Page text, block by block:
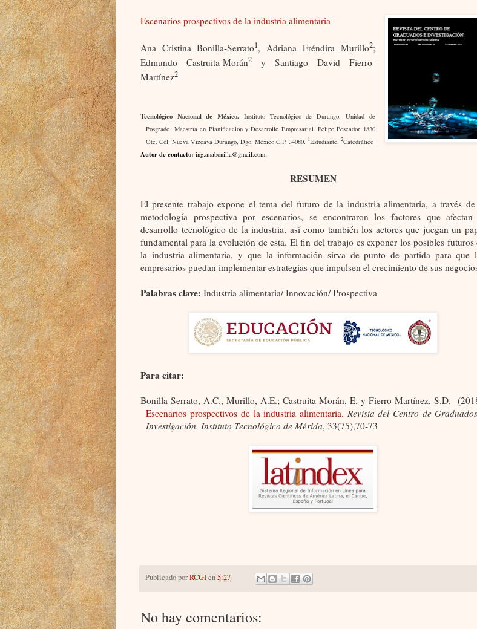
Escenarios prospectivos de la industria alimentaria
Ana Cristina Bonilla-Serrato1, Adriana Eréndira Murillo2;
Edmundo Castruita-Morán2y Santiago David Fierro-
Martínez2
Tecnológico Nacional de México. Instituto Tecnológico de Durango. Unidad de
Posgrado. Maestría en Planificación y Desarrollo Empresarial. Felipe Pescador 1830
Ote. Col. Nueva Vizcaya Durango, Dgo. México C.P. 34080. 1Estudiante.2Catedrático
Autor de contacto: ing.anabonilla@gmail.com;
RESUMEN
El presente trabajo expone el tema del futuro de la industria alimentaria, a través
metodología prospectiva por escenarios, se encontraron los factores que
desarrollo tecnológico de la industria, así como también los actores que juegan un
fundamental para la evolución de esta. El fin del trabajo es exponer los posibles futuros
la industria alimentaria, y que la información sirva de punto de partida para que
empresarios puedan implementar estrategias que impulsen el crecimiento de sus
Palabras clave: Industria alimentaria/ Innovación/ Prospectiva
Para citar:
Bonilla-Serrato, A.C., Murillo, A.E.; Castruita-Morán, E. y Fierro-Martínez, S.D.
Escenarios prospectivos de la industria alimentaria. Revista del Centro de
Investigación. Instituto Tecnológico de Mérida, 33(75),70-73
Publicado porRCGIen5:27
No hay comentarios: